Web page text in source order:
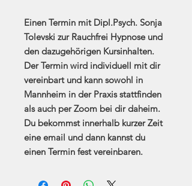
Einen Termin mit Dipl.Psych. Sonja
Tolevski zur Rauchfrei Hypnose und
den dazugehörigen Kursinhalten.
Der Termin wird individuell mit dir
vereinbart und kann sowohl in
Mannheim in der Praxis stattfinden
als auch per Zoom bei dir daheim.
Du bekommst innerhalb kurzer Zeit
eine email und dann kannst du
einen Termin fest vereinbaren.